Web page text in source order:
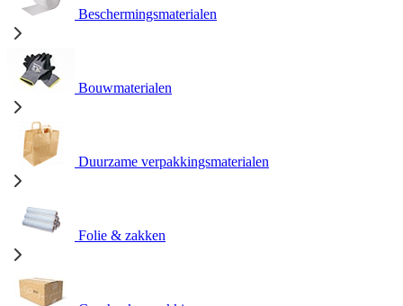
Beschermingsmaterialen
Bouwmaterialen
Duurzame verpakkingsmaterialen
Folie & zakken